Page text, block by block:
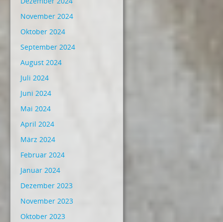
November 2024
Oktober 2024
September 2024
August 2024
Juli 2024
Juni 2024
Mai 2024
April 2024
März 2024
Februar 2024
Januar 2024
Dezember 2023
November 2023
Oktober 2023